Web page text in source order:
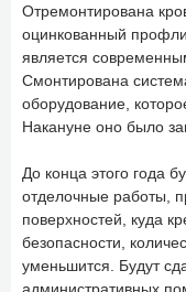
Отремонтирована
оцинкованный
является
Смонтирована
оборудование,
Накануне оно было
До конца этого года
отделочные работы,
поверхностей, куда
безопасности,
уменьшится. Будут
административных